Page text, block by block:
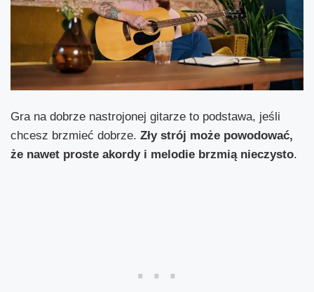
Gra na dobrze nastrojonej gitarze to podstawa, jeśli
chcesz brzmieć dobrze. Zły strój może powodować,
że nawet proste akordy i melodie brzmią nieczysto.